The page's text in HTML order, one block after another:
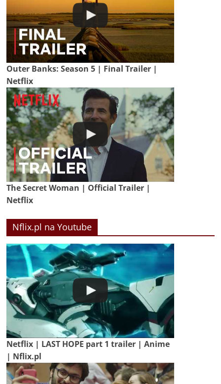
Outer Banks: Season 5 | Final Trailer |
Netflix
The Secret Woman | Official Trailer |
Netflix
Nflix.pl na Youtube
Netflix | LAST HOPE part 1 trailer | Anime
| Nflix.pl